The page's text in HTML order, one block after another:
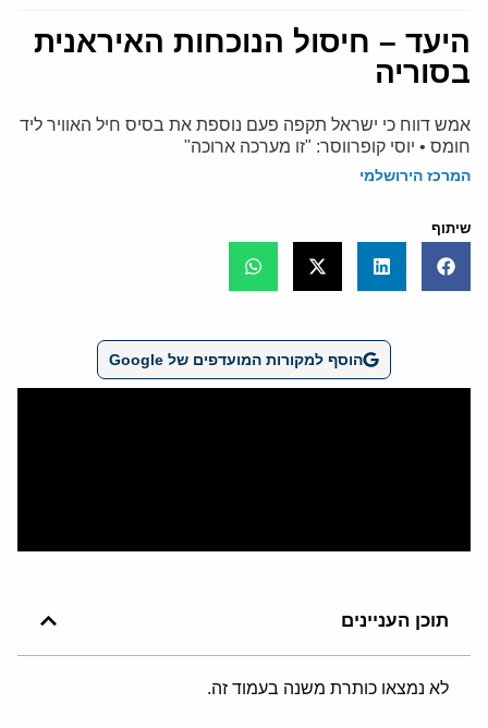
היעד – חיסול הנוכחות האיראנית
בסוריה
אמש דווח כי ישראל תקפה פעם נוספת את בסיס חיל האוויר ליד
חומס • יוסי קופרווסר: "זו מערכה ארוכה"
המרכז הירושלמי
שיתוף
הוסף למקורות המועדפים של Google
תוכן העניינים
לא נמצאו כותרת משנה בעמוד זה.